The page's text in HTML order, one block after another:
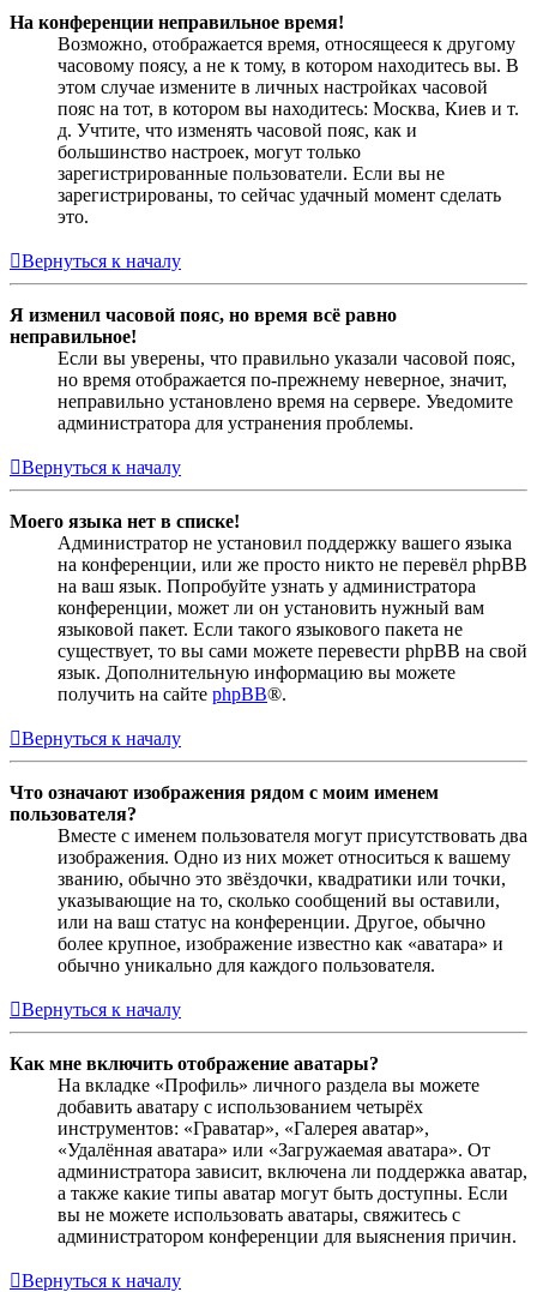
На конференции неправильное время!
Возможно, отображается время, относящееся к другому
часовому поясу, а не к тому, в котором находитесь вы. В
этом случае измените в личных настройках часовой
пояс на тот, в котором вы находитесь: Москва, Киев и т.
д. Учтите, что изменять часовой пояс, как и
большинство настроек, могут только
зарегистрированные пользователи. Если вы не
зарегистрированы, то сейчас удачный момент сделать
это.
Вернуться к началу
Я изменил часовой пояс, но время всё равно
неправильное!
Если вы уверены, что правильно указали часовой пояс,
но время отображается по-прежнему неверное, значит,
неправильно установлено время на сервере. Уведомите
администратора для устранения проблемы.
Вернуться к началу
Моего языка нет в списке!
Администратор не установил поддержку вашего языка
на конференции, или же просто никто не перевёл phpBB
на ваш язык. Попробуйте узнать у администратора
конференции, может ли он установить нужный вам
языковой пакет. Если такого языкового пакета не
существует, то вы сами можете перевести phpBB на свой
язык. Дополнительную информацию вы можете
получить на сайте phpBB®.
Вернуться к началу
Что означают изображения рядом с моим именем
пользователя?
Вместе с именем пользователя могут присутствовать два
изображения. Одно из них может относиться к вашему
званию, обычно это звёздочки, квадратики или точки,
указывающие на то, сколько сообщений вы оставили,
или на ваш статус на конференции. Другое, обычно
более крупное, изображение известно как «аватара» и
обычно уникально для каждого пользователя.
Вернуться к началу
Как мне включить отображение аватары?
На вкладке «Профиль» личного раздела вы можете
добавить аватару с использованием четырёх
инструментов: «Граватар», «Галерея аватар»,
«Удалённая аватара» или «Загружаемая аватара». От
администратора зависит, включена ли поддержка аватар,
а также какие типы аватар могут быть доступны. Если
вы не можете использовать аватары, свяжитесь с
администратором конференции для выяснения причин.
Вернуться к началу